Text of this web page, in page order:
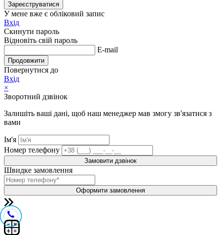
Зареєструватися
У мене вже є обліковий запис
Вхід
Скинути пароль
Відновіть свій пароль
E-mail
Продовжити
Повернутися до
Вхід
×
Зворотний дзвінок
Залишіть ваші дані, щоб наш менеджер мав змогу зв'язатися з
вами
Ім'я
Номер телефону
Замовити дзвінок
Швидке замовлення
Оформити замовлення